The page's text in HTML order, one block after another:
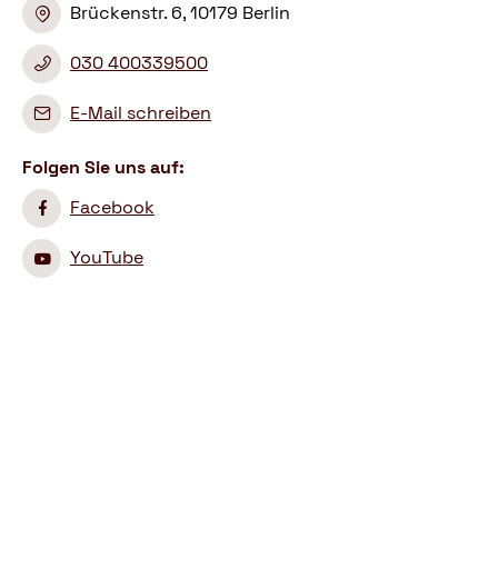
Brückenstr. 6, 10179 Berlin
030 400339500
E-Mail schreiben
Folgen Sie uns auf:
Facebook
YouTube